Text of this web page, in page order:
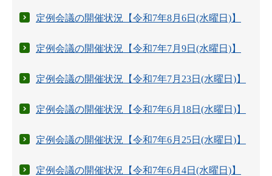
定例会議の開催状況【令和7年8月6日(水曜日)】
定例会議の開催状況【令和7年7月9日(水曜日)】
定例会議の開催状況【令和7年7月23日(水曜日)】
定例会議の開催状況【令和7年6月18日(水曜日)】
定例会議の開催状況【令和7年6月25日(水曜日)】
定例会議の開催状況【令和7年6月4日(水曜日)】